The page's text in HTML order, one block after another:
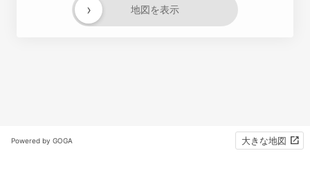
地図を表示
›
Powered by GOGA 大きな地図